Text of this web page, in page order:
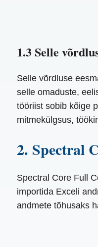
1.3 Selle
Selle võrdluse
selle omaduste,
tööriist sobib kõige
mitmekülgsus,
2. Spectral
Spectral Core Full
importida Exceli
andmete tõhusaks